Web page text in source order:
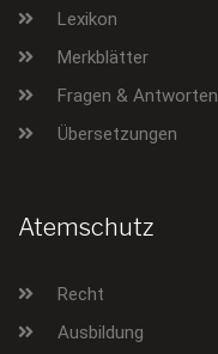
Lexikon
Merkblätter
Fragen & Antworten
Übersetzungen
Atemschutz
Recht
Ausbildung